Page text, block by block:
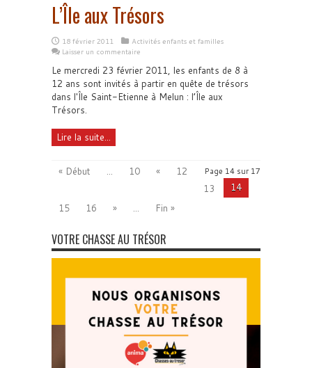
L’Île aux Trésors
18 février 2011
Activités enfants et familles
Laisser un commentaire
Le mercredi 23 février 2011, les enfants de 8 à
12 ans sont invités à partir en quête de trésors
dans l'Île Saint-Etienne à Melun : l’Île aux
Trésors.
Lire la suite...
Page 14 sur 17
« Début ... 10 «
12
13
14
15
16 » ... Fin »
VOTRE CHASSE AU TRÉSOR